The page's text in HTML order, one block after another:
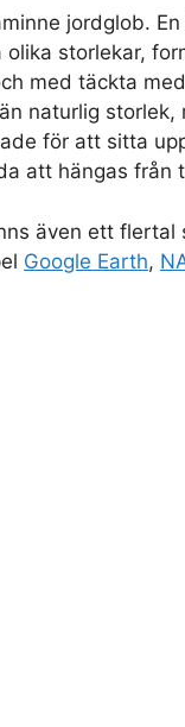
jordglob.
olika storlekar,
med täckta
naturlig
för att sitta
att hängas från
även ett
Google Earth,